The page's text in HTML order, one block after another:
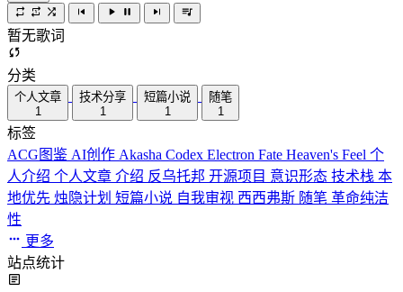
暂无歌词
分类
个人文章
1
技术分享
1
短篇小说
1
随笔
1
标签
ACG图鉴 AI创作 Akasha Codex Electron Fate Heaven's Feel 个
人介绍 个人文章 介绍 反乌托邦 开源项目 意识形态 技术栈 本
地优先 烛隐计划 短篇小说 自我审视 西西弗斯 随笔 革命纯洁
性
更多
站点统计